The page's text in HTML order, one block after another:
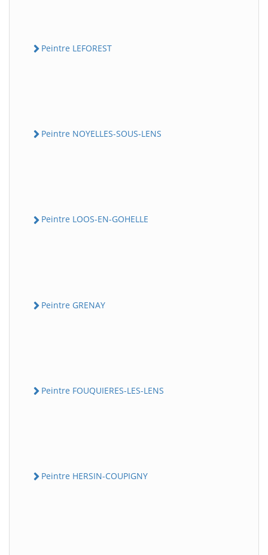
Peintre LEFOREST
Peintre NOYELLES-SOUS-LENS
Peintre LOOS-EN-GOHELLE
Peintre GRENAY
Peintre FOUQUIERES-LES-LENS
Peintre HERSIN-COUPIGNY